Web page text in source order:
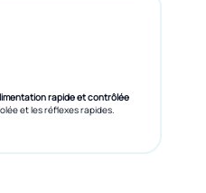
rapide et contrôlée
et les réflexes rapides.